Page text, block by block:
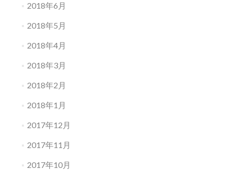
2018年6月
2018年5月
2018年4月
2018年3月
2018年2月
2018年1月
2017年12月
2017年11月
2017年10月